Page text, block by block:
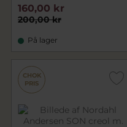
200,00 kr
160,00 kr
På lager
CHOK
PRIS